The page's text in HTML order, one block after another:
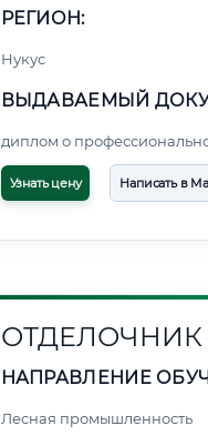
РЕГИОН:
Нукус
ВЫДАВАЕМЫЙ
диплом о
Узнать цену Написать в
НАПРАВЛЕНИЕ
Лесная промышленность